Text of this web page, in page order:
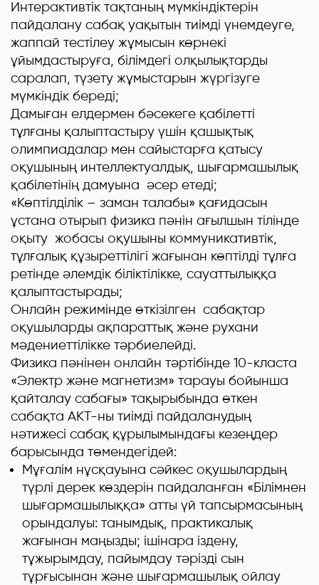
Интерактивтік тақтаның мүмкіндіктерін
пайдалану сабақ уақытын тиімді үнемдеуге,
жаппай тестілеу жұмысын көрнекі
ұйымдастыруға, білімдегі олқылықтарды
саралап, түзету жұмыстарын жүргізуге
мүмкіндік береді;
Дамыған елдермен бәсекеге қабілетті
тұлғаны қалыптастыру үшін қашықтық
олимпиадалар мен сайыстарға қатысу
оқушының интеллектуалдық, шығармашылық
қабілетінің дамуына әсер етеді;
«Көптілділік – заман талабы» қағидасын
ұстана отырып физика пәнін ағылшын тілінде
оқыту жобасы оқушыны коммуникативтік,
тұлғалық құзыреттілігі жағынан көптілді тұлға
ретінде әлемдік біліктілікке, сауаттылыққа
қалыптастырады;
Онлайн режимінде өткізілген сабақтар
оқушыларды ақпараттық және рухани
мәдениеттілікке тәрбиелейді.
Физика пәнінен онлайн тәртібінде 10-класта
«Электр және магнетизм» тарауы бойынша
қайталау сабағы» тақырыбында өткен
сабақта АКТ-ны тиімді пайдаланудың
нәтижесі сабақ құрылымындағы кезеңдер
барысында төмендегідей:
Мұғалім нұсқауына сәйкес оқушылардың
түрлі дерек көздерін пайдаланған «Білімнен
шығармашылыққа» атты үй тапсырмасының
орындалуы: танымдық, практикалық
жағынан маңызды; ішінара іздену,
тұжырымдау, пайымдау тәрізді сын
тұрғысынан және шығармашылық ойлау